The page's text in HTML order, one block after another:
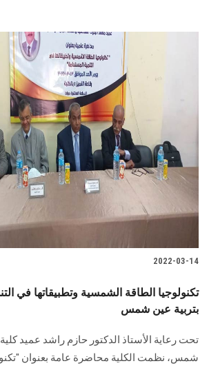
2022-03-14
تكنولوجيا الطاقة الشمسية وتطبيقاتها في
بتربية عين شمس
تحت رعاية الأستاذ الدكتور حازم راشد عميد
شمس، نظمت الكلية محاضرة عامة بعنوان